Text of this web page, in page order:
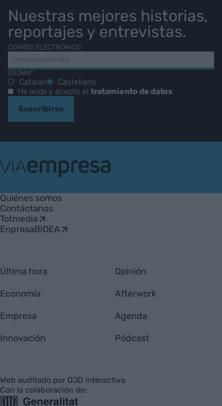
Nuestras mejores historias,
reportajes y entrevistas.
CORREO ELECTRÓNICO
IDIOMA*
Catalán
Castellano
He leído y acepto el tratamiento de datos.
Suscribirse
Empresa
Quiénes somos
Contáctanos
Totmedia
EnpresaBIDEA
Última hora
Economía
Empresa
Innovación
Opinión
Afterwork
Agenda
Pódcast
Web auditado por OJD interactiva
Con la colaboración de: